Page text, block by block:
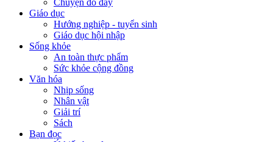
Chuyện đó đây
Giáo dục
Hướng nghiệp - tuyển sinh
Giáo dục hội nhập
Sống khỏe
An toàn thực phẩm
Sức khỏe cộng đồng
Văn hóa
Nhịp sống
Nhân vật
Giải trí
Sách
Bạn đọc